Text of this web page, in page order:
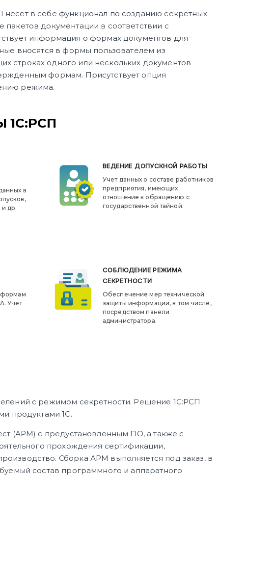
в себе функционал по созданию секретных
документации в соответствии с
информация о формах документов для
вносятся в формы пользователем из
строках одного или нескольких документов
формам. Присутствует опция
режима.
в
др.
ВЕДЕНИЕ ДОПУСКНОЙ РАБОТЫ
Учет данных о составе работников
предприятия, имеющих
отношение к обращению с
государственной тайной.
формам
Учет
СОБЛЮДЕНИЕ РЕЖИМА
СЕКРЕТНОСТИ
Обеспечение мер технической
защиты информации, в том числе,
посредством панели
администратора.
с режимом секретности. Решение 1С:РСП
продуктами 1С.
(АРМ) с предустановленным ПО, а также с
прохождения сертификации,
Сборка АРМ выполняется под заказ, в
состав программного и аппаратного